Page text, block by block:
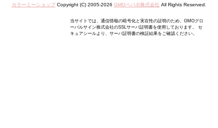
カラーミーショップ Copyright (C) 2005-2026 GMOペパボ株式会社 All Rights Reserved.
当サイトでは、通信情報の暗号化と実在性の証明のため、GMOグロ
ーバルサイン株式会社のSSLサーバ証明書を使用しております。 セ
キュアシールより、サーバ証明書の検証結果をご確認ください。